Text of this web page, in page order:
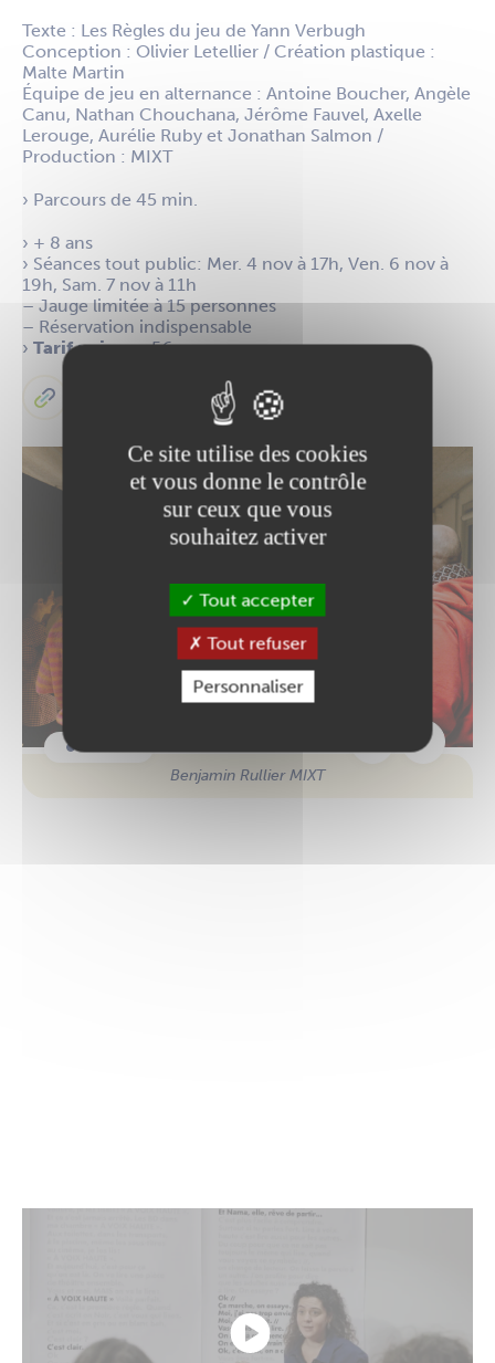
Texte : Les Règles du jeu de Yann Verbugh
Conception : Olivier Letellier / Création plastique :
Malte Martin
Équipe de jeu en alternance : Antoine Boucher, Angèle
Canu, Nathan Chouchana, Jérôme Fauvel, Axelle
Lerouge, Aurélie Ruby et Jonathan Salmon /
Production : MIXT
› Parcours de 45 min.
› + 8 ans
› Séances tout public: Mer. 4 nov à 17h, Ven. 6 nov à
19h, Sam. 7 nov à 11h
– Jauge limitée à 15 personnes
– Réservation indispensable
› Tarif unique: 5€
Billetterie en ligne
Benjamin Rullier MIXT
Benjamin Rullier MIXT
Benjamin Rullier MIXT
Ce site utilise des cookies
et vous donne le contrôle
sur ceux que vous
souhaitez activer
Tout accepter
Tout refuser
Personnaliser